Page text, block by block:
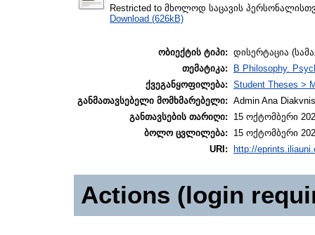
Restricted to მხოლოდ საცავის
Download (626kB)
ობიექტის ტიპი: დისერტაცია
თემატიკა:
B Philosophy.
ქვეგანყოფილება: Student Theses >
განმათავსებელი მომხმარებელი: Admin Ana
განთავსების თარიღი:
15 ოქტომბერი
ბოლო ცვლილება:
15 ოქტომბერი
URI:
http://
Actions (login